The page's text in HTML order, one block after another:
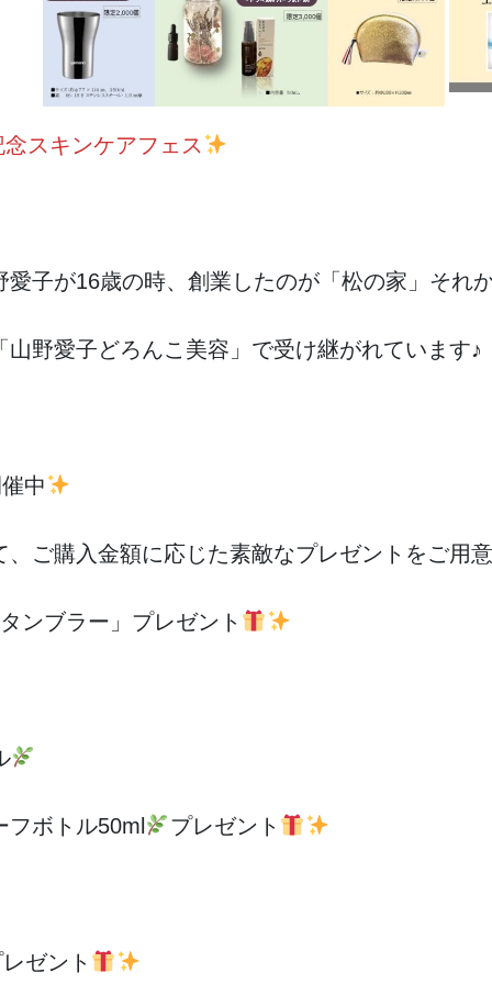
スキンケアフェス
愛子が16歳の時、創業したのが「松の家」それ
野愛子どろんこ美容」で受け継がれています♪
中
ご購入金額に応じた素敵なプレゼントをご用
ンブラー」プレゼント
ボトル50ml プレゼント
ゼント